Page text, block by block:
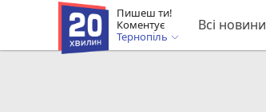
Пишеш ти!
Коментує
Тернопіль
Всі новини